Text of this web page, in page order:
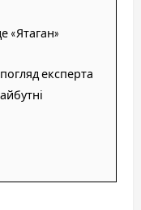
«Ятаган»
експерта